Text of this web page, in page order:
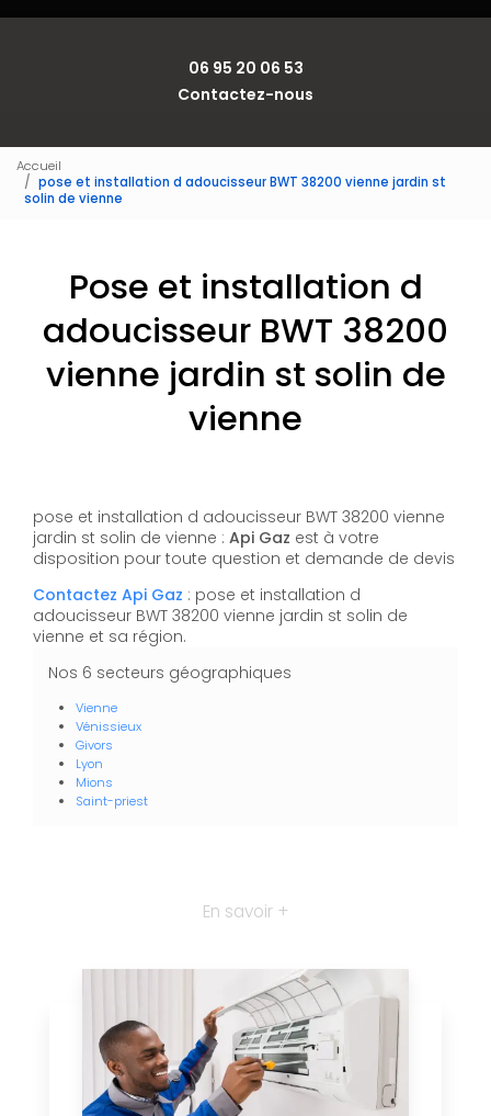
06 95 20 06 53
Contactez-nous
Accueil
pose et installation d adoucisseur BWT 38200 vienne jardin st
solin de vienne
Pose et installation d
adoucisseur BWT 38200
vienne jardin st solin de
vienne
pose et installation d adoucisseur BWT 38200 vienne
jardin st solin de vienne : Api Gaz est à votre
disposition pour toute question et demande de devis
Contactez Api Gaz : pose et installation d
adoucisseur BWT 38200 vienne jardin st solin de
vienne et sa région.
Nos 6 secteurs géographiques
Vienne
Vénissieux
Givors
Lyon
Mions
Saint-priest
En savoir +